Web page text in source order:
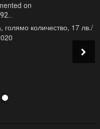
Здравейте! Предлагам
Количеството е около 250